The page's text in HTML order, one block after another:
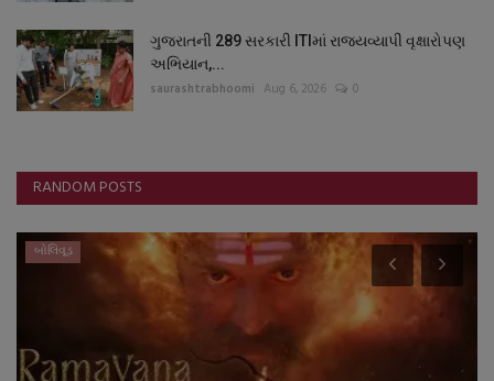
ગુજરાતની 289 સરકારી ITIમાં રાજ્યવ્યાપી વૃક્ષારોપણ
અભિયાન,...
saurashtrabhoomi Aug 6, 2026 0
RANDOM POSTS
બોલિવૂડ